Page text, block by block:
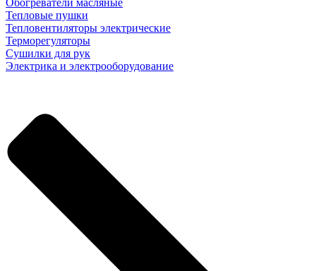
Тепловые пушки
Тепловентиляторы электрические
Терморегуляторы
Сушилки для рук
Электрика и электрооборудование